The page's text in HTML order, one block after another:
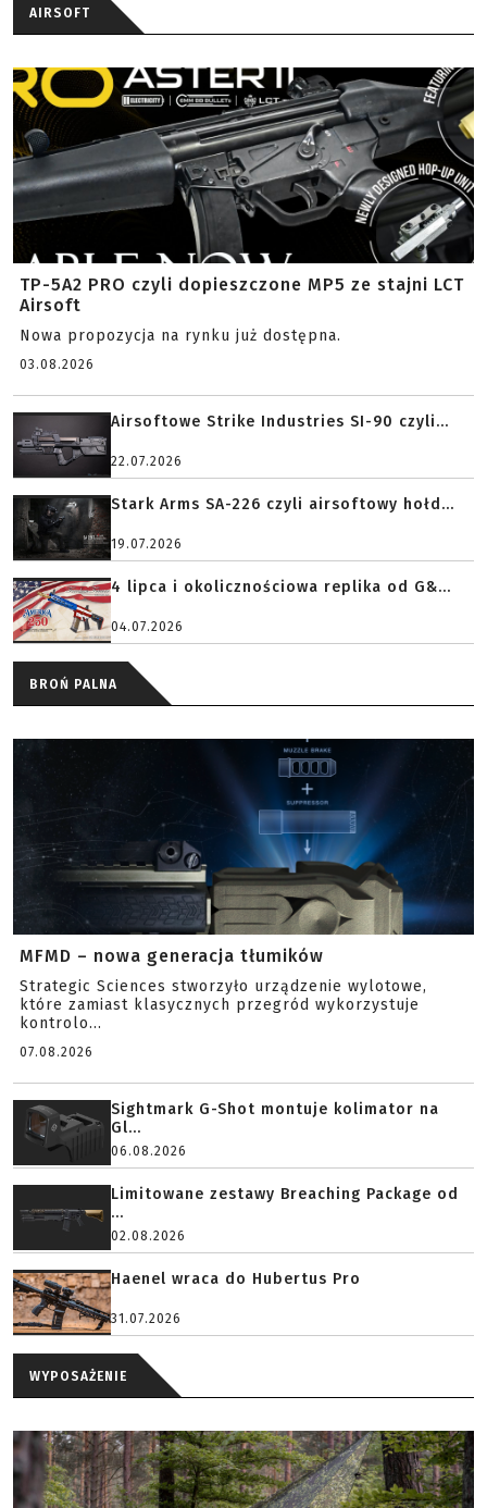
AIRSOFT
TP-5A2 PRO czyli dopieszczone MP5 ze stajni LCT
Airsoft
Nowa propozycja na rynku już dostępna.
03.08.2026
Airsoftowe Strike Industries SI-90 czyli...
22.07.2026
Stark Arms SA-226 czyli airsoftowy hołd...
19.07.2026
4 lipca i okolicznościowa replika od G&...
04.07.2026
BROŃ PALNA
MFMD – nowa generacja tłumików
Strategic Sciences stworzyło urządzenie wylotowe,
które zamiast klasycznych przegród wykorzystuje
kontrolo...
07.08.2026
Sightmark G-Shot montuje kolimator na
Gl...
06.08.2026
Limitowane zestawy Breaching Package od
...
02.08.2026
Haenel wraca do Hubertus Pro
31.07.2026
WYPOSAŻENIE